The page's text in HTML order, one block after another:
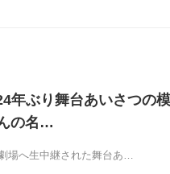
年ぶり舞台あいさつの
の名…
場へ生中継された舞台あ…